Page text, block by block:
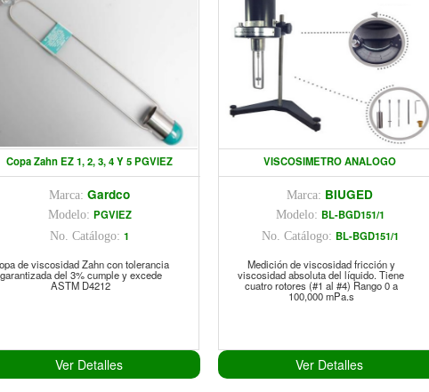
Copa Zahn EZ 1, 2, 3, 4 Y 5 PGVIEZ
Marca:Gardco
Modelo: PGVIEZ
No. Catálogo:1
de viscosidad Zahn con tolerancia
garantizada del 3% cumple y excede
ASTM D4212
Ver Detalles
VISCOSIMETRO ANALOGO
Marca: BIUGED
Modelo: BL-BGD151/1
No. Catálogo: BL-BGD151/1
Medición de viscosidad fricción y
viscosidad absoluta del líquido. Tiene
cuatro rotores (#1 al #4) Rango 0 a
100,000 mPa.s
Ver Detalles